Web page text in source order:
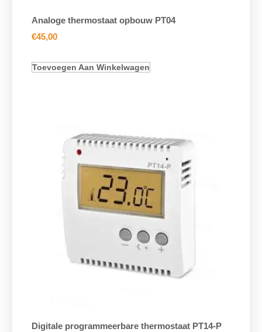
Analoge thermostaat opbouw PT04
€45,00
Toevoegen Aan Winkelwagen
Digitale programmeerbare thermostaat PT14-P